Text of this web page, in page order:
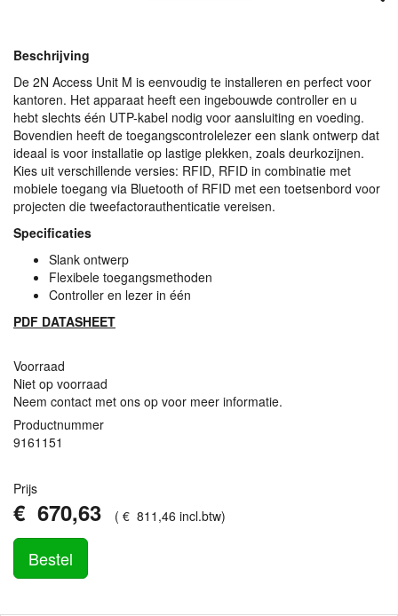
Beschrijving
De 2N Access Unit M is eenvoudig te installeren en perfect voor
kantoren. Het apparaat heeft een ingebouwde controller en u
hebt slechts één UTP-kabel nodig voor aansluiting en voeding.
Bovendien heeft de toegangscontrolelezer een slank ontwerp dat
ideaal is voor installatie op lastige plekken, zoals deurkozijnen.
Kies uit verschillende versies: RFID, RFID in combinatie met
mobiele toegang via Bluetooth of RFID met een toetsenbord voor
projecten die tweefactorauthenticatie vereisen.
Specificaties
Slank ontwerp
Flexibele toegangsmethoden
Controller en lezer in één
PDF DATASHEET
Voorraad
Niet op voorraad
Neem contact met ons op voor meer informatie.
Productnummer
9161151
Prijs
€ 670,63 ( € 811 ,46 incl.btw)
Bestel